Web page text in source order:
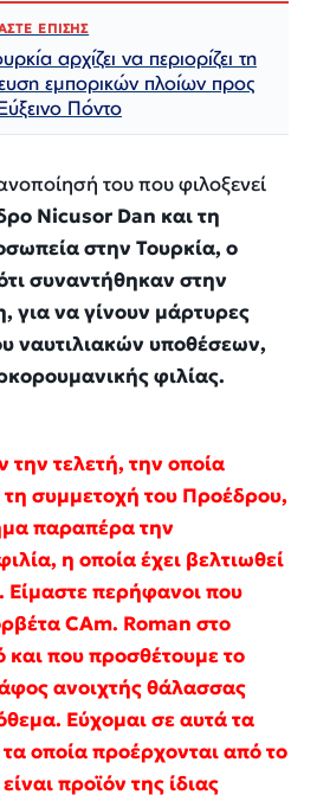
ΕΠΙΣΗΣ
αρχίζει να περιορίζει τη
εμπορικών πλοίων προς
Πόντο
του που φιλοξενεί
Nicusor Dan και τη
στην Τουρκία, ο
συναντήθηκαν στην
για να γίνουν μάρτυρες
ναυτιλιακών υποθέσεων,
φιλίας.
την τελετή, την οποία
συμμετοχή του Προέδρου,
παραπέρα την
η οποία έχει βελτιωθεί
Είμαστε περήφανοι που
CAm. Roman στο
και που προσθέτουμε το
ανοιχτής θάλασσας
Εύχομαι σε αυτά τα
οποία προέρχονται από το
προϊόν της ίδιας